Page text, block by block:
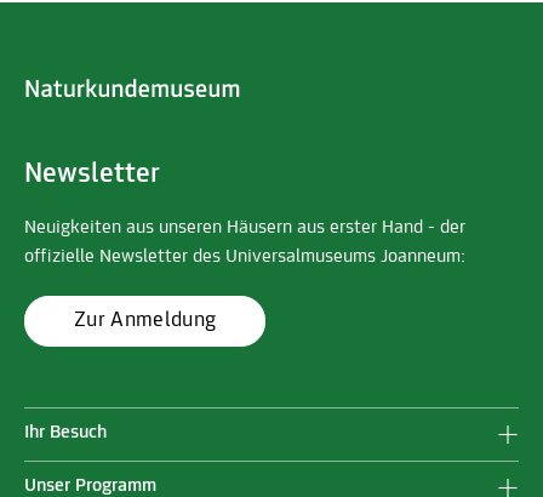
Newsletter
Neuigkeiten aus unseren Häusern aus erster Hand - der
offizielle Newsletter des Universalmuseums Joanneum:
Zur Anmeldung
Ihr Besuch
Unser Programm